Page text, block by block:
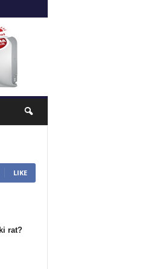
LIKE
rat?